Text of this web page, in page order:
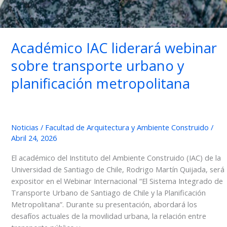
Académico IAC liderará webinar
sobre transporte urbano y
planificación metropolitana
Noticias / Facultad de Arquitectura y Ambiente Construido /
Abril 24, 2026
El académico del Instituto del Ambiente Construido (IAC) de la
Universidad de Santiago de Chile, Rodrigo Martín Quijada, será
expositor en el Webinar Internacional “El Sistema Integrado de
Transporte Urbano de Santiago de Chile y la Planificación
Metropolitana”. Durante su presentación, abordará los
desafíos actuales de la movilidad urbana, la relación entre